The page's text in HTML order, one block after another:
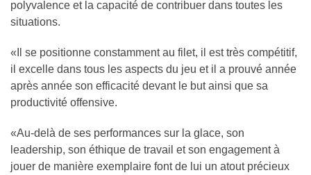
polyvalence et la capacité de contribuer dans toutes les
situations.
«Il se positionne constamment au filet, il est très compétitif,
il excelle dans tous les aspects du jeu et il a prouvé année
après année son efficacité devant le but ainsi que sa
productivité offensive.
«Au-delà de ses performances sur la glace, son
leadership, son éthique de travail et son engagement à
jouer de manière exemplaire font de lui un atout précieux